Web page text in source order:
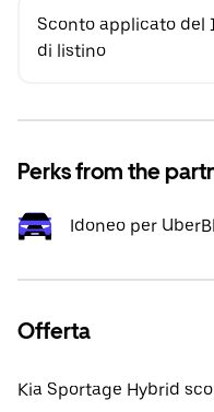
Sconto applicato del
di listino
Perks from the
Idoneo per
Offerta
Kia Sportage Hybrid